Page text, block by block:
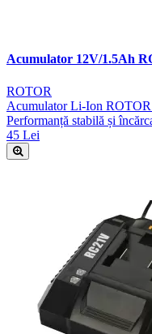
Acumulator 12V/1.5Ah
ROTOR
Acumulator Li-Ion
Performanță stabilă și
45 Lei